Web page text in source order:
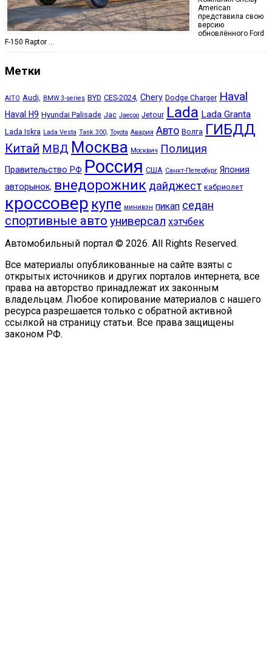
American
представила свою
версию
обновлённого Ford
F-150 Raptor …
Метки
AITO Audi, BMW 3-series BYD CES-2024, Chery Dodge Charger Haval
Haval H9 Hyundai Palisade Jac Jaecoo Jetour Lada Lada Granta
Lada Iskra Lada Vesta Tank 300, Toyota Авария Авто Волга ГИБДД
Китай МВД Москва Москвич Полиция
Правительство РФ Россия США Санкт-Петербург Япония
авторынок, внедорожник дайджест кабриолет
кроссовер купе минивэн пикап седан
спортивные авто универсал хэтчбек
Автомобильный портал © 2026. All Rights Reserved.
Все материалы опубликованные на сайте взяты с
открытых источников и других порталов интернета, все
права на авторство принадлежат их законным
владельцам. Любое копирование материалов с нашего
ресурса разрешается только с обратной активной
ссылкой на страницу статьи. Все права защищены
законом РФ.